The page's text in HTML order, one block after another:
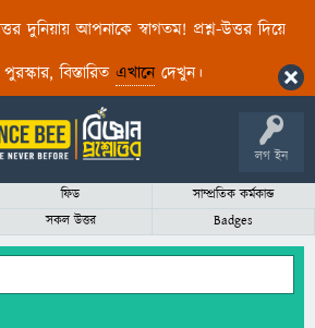
দুনিয়ায় আপনাকে স্বাগতম! প্রশ্ন-উত্তর দিয়ে
বিস্তারিত এখানেদেখুন।
লগ ইন
ফিড
সাম্প্রতিক কর্মকান্ড
সকল উত্তর Badges